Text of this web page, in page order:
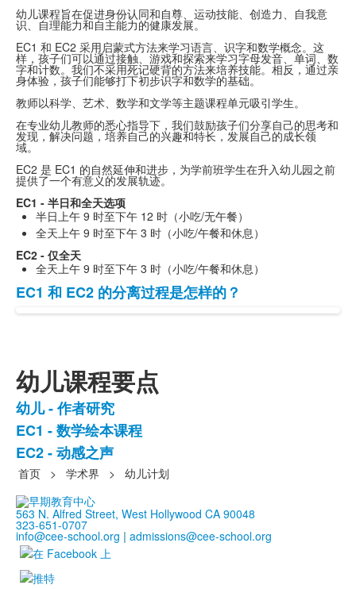
幼儿课程旨在促进身份认同和自尊、运动技能、创造力、自我意
识、自理能力和自主能力的健康发展。
EC1 和 EC2 采用启蒙式方法来学习语言、识字和数学概念。这
样，孩子们可以通过接触、游戏和探索来学习字母发音、单词、数
字和计数。我们不采用死记硬背的方法来培养技能。相反，通过亲
身体验，孩子们能够打下初步识字和数学的基础。
教师以科学、艺术、数学和文学等主题课程单元吸引学生。
在专业幼儿教师的悉心指导下，我们鼓励孩子们分享自己的思考和
发现，解决问题，培养自己的兴趣和特长，发展自己的成长领
域。
EC2 是 EC1 的自然延伸和进步，为学前班学生在升入幼儿园之前
提供了一个有意义的发展轨迹。
EC1 - 半日和全天选项
半日上午 9 时至下午 12 时（小吃/无午餐）
全天上午 9 时至下午 3 时（小吃/午餐和休息）
EC2 - 仅全天
全天上午 9 时至下午 3 时（小吃/午餐和休息）
1
个
问
题
清
单。
EC1 和 EC2 的分离过程是怎样的？
幼儿课程要点
3
个
项
目
的
清
单。
幼儿 - 作者研究
EC1 - 数学绘本课程
EC2 - 动感之声
首页 > 学术界 > 幼儿计划
563 N. Alfred Street, West Hollywood CA 90048
323-651-0707
info@cee-school.org | admissions@cee-school.org